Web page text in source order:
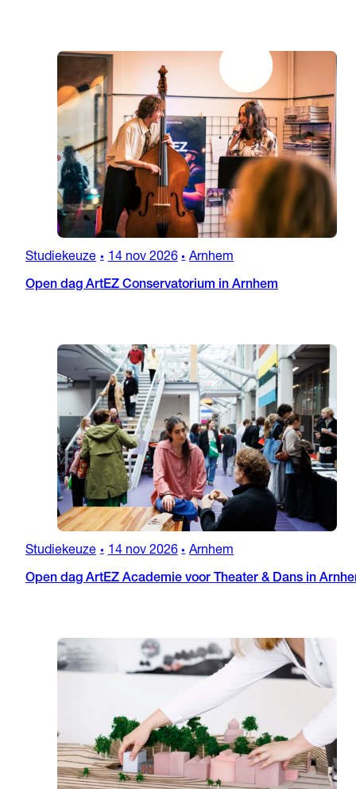
Studiekeuze • 14 nov 2026 • Arnhem
Open dag ArtEZ Conservatorium in Arnhem
Studiekeuze • 14 nov 2026 • Arnhem
Open dag ArtEZ Academie voor Theater & Dans in